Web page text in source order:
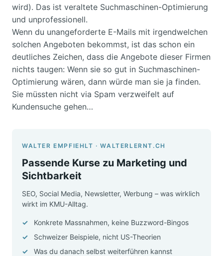
wird). Das ist veraltete Suchmaschinen-Optimierung
und unprofessionell.
Wenn du unangeforderte E-Mails mit irgendwelchen
solchen Angeboten bekommst, ist das schon ein
deutliches Zeichen, dass die Angebote dieser Firmen
nichts taugen: Wenn sie so gut in Suchmaschinen-
Optimierung wären, dann würde man sie ja finden.
Sie müssten nicht via Spam verzweifelt auf
Kundensuche gehen…
WALTER EMPFIEHLT · WALTERLERNT.CH
Passende Kurse zu Marketing und
Sichtbarkeit
SEO, Social Media, Newsletter, Werbung – was wirklich
wirkt im KMU-Alltag.
Konkrete Massnahmen, keine Buzzword-Bingos
Schweizer Beispiele, nicht US-Theorien
Was du danach selbst weiterführen kannst